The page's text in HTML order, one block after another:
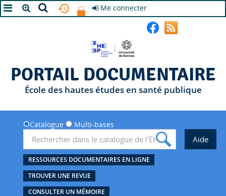
Me connecter
PORTAIL DOCUMENTAIRE
École des hautes études en santé publique
Catalogue Multi-bases
RESSOURCES DOCUMENTAIRES EN LIGNE
TROUVER UNE REVUE
CONSULTER UN MÉMOIRE